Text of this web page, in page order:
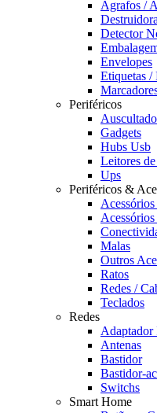
Agrafos /
Detector
Envelopes
Etiquetas /
Periféricos
Gadgets
Hubs Usb
Leitores
Ups
Periféricos &
Malas
Outros
Ratos
Redes /
Teclados
Redes
Adaptador
Antenas
Bastidor
Bastidor-
Switchs
Smart Home